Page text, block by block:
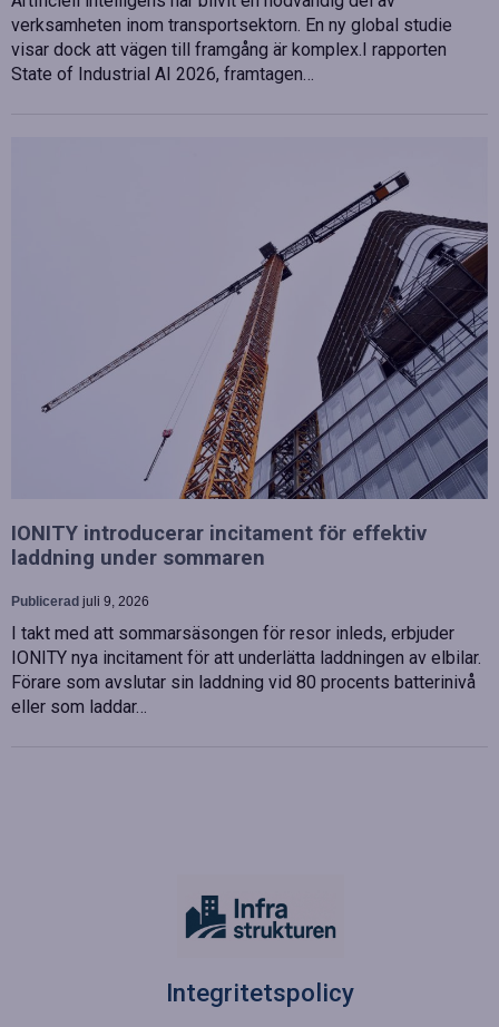
verksamheten inom transportsektorn. En ny global studie
visar dock att vägen till framgång är komplex.I rapporten
State of Industrial AI 2026, framtagen…
IONITY introducerar incitament för effektiv
laddning under sommaren
Publicerad juli 9, 2026
I takt med att sommarsäsongen för resor inleds, erbjuder
IONITY nya incitament för att underlätta laddningen av elbilar.
Förare som avslutar sin laddning vid 80 procents batterinivå
eller som laddar…
Integritetspolicy